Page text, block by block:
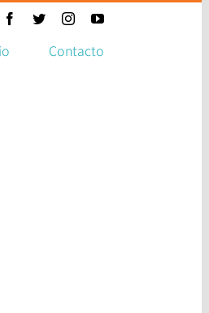
Facebook
TwitterInstagramYouTube
Contacto